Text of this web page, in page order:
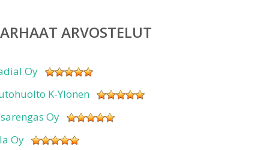
ARVOSTELUT
Oy
K-Ylönen
Oy
Oy